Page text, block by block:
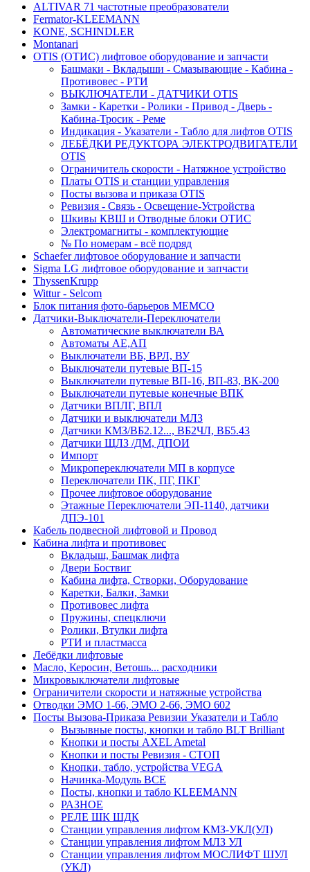
ALTIVAR 71 частотные преобразователи
Fermator-KLEEMANN
KONE, SCHINDLER
Montanari
OTIS (ОТИС) лифтовое оборудование и запчасти
Башмаки - Вкладыши - Смазывающие - Кабина -
Противовес - РТИ
ВЫКЛЮЧАТЕЛИ - ДАТЧИКИ OTIS
Замки - Каретки - Ролики - Привод - Дверь -
Кабина-Тросик - Реме
Индикация - Указатели - Табло для лифтов OTIS
ЛЕБЁДКИ РЕДУКТОРА ЭЛЕКТРОДВИГАТЕЛИ
OTIS
Ограничитель скорости - Натяжное устройство
Платы OTIS и станции управления
Посты вызова и приказа OTIS
Ревизия - Связь - Освещение-Устройства
Шкивы КВШ и Отводные блоки ОТИС
Электромагниты - комплектующие
№ По номерам - всё подряд
Schaefer лифтовое оборудование и запчасти
Sigma LG лифтовое оборудование и запчасти
ThyssenKrupp
Wittur - Selcom
Блок питания фото-барьеров MEMCO
Датчики-Выключатели-Переключатели
Автоматические выключатели ВА
Автоматы АЕ,АП
Выключатели ВБ, ВРЛ, ВУ
Выключатели путевые ВП-15
Выключатели путевые ВП-16, ВП-83, ВК-200
Выключатели путевые конечные ВПК
Датчики ВПЛГ, ВПЛ
Датчики и выключатели МЛЗ
Датчики КМЗ/ВБ2.12..., ВБ2ЧЛ, ВБ5.43
Датчики ЩЛЗ /ДМ, ДПОИ
Импорт
Микропереключатели МП в корпусе
Переключатели ПК, ПГ, ПКГ
Прочее лифтовое оборудование
Этажные Переключатели ЭП-1140, датчики
ДПЭ-101
Кабель подвесной лифтовой и Провод
Кабина лифта и противовес
Вкладыш, Башмак лифта
Двери Боствиг
Кабина лифта, Створки, Оборудование
Каретки, Балки, Замки
Противовес лифта
Пружины, спецключи
Ролики, Втулки лифта
РТИ и пластмасса
Лебёдки лифтовые
Масло, Керосин, Ветошь... расходники
Микровыключатели лифтовые
Ограничители скорости и натяжные устройства
Отводки ЭМО 1-66, ЭМО 2-66, ЭМО 602
Посты Вызова-Приказа Ревизии Указатели и Табло
Вызывные посты, кнопки и табло BLT Brilliant
Кнопки и посты AXEL Ametal
Кнопки и посты Ревизия - СТОП
Кнопки, табло, устройства VEGA
Начинка-Модуль ВСЕ
Посты, кнопки и табло KLEEMANN
РАЗНОЕ
РЕЛЕ ШК ШДК
Станции управления лифтом КМЗ-УКЛ(УЛ)
Станции управления лифтом МЛЗ УЛ
Станции управления лифтом МОСЛИФТ ШУЛ
(УКЛ)